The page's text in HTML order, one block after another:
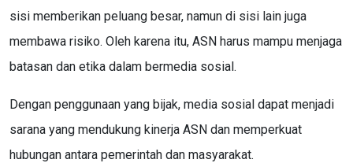
sisi memberikan peluang besar, namun di sisi lain juga
membawa risiko. Oleh karena itu, ASN harus mampu menjaga
batasan dan etika dalam bermedia sosial.
Dengan penggunaan yang bijak, media sosial dapat menjadi
sarana yang mendukung kinerja ASN dan memperkuat
hubungan antara pemerintah dan masyarakat.